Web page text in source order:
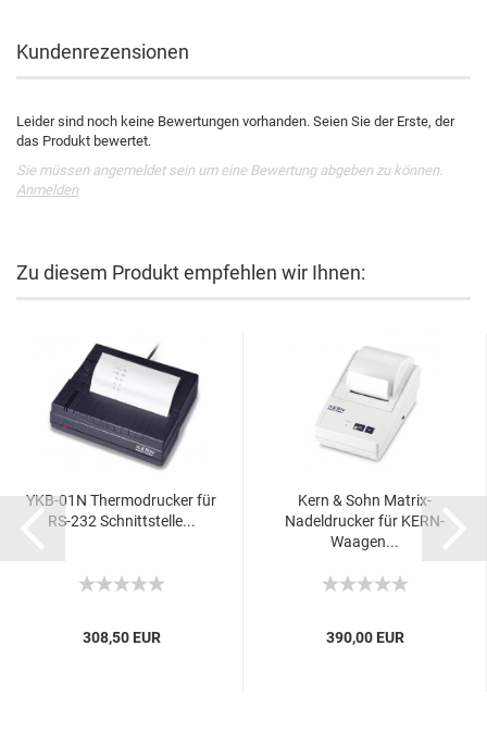
Kundenrezensionen
Leider sind noch keine Bewertungen vorhanden. Seien Sie der Erste, der
das Produkt bewertet.
Sie müssen angemeldet sein um eine Bewertung abgeben zu können.
Anmelden
Zu diesem Produkt empfehlen wir Ihnen:
YKB-01N Thermodrucker für
RS-232 Schnittstelle...
308,50 EUR
Kern & Sohn Matrix-
Nadeldrucker für KERN-
Waagen...
390,00 EUR